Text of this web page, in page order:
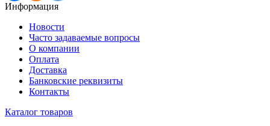
Информация
Новости
Часто задаваемые вопросы
О компании
Оплата
Доставка
Банковские реквизиты
Контакты
Каталог товаров